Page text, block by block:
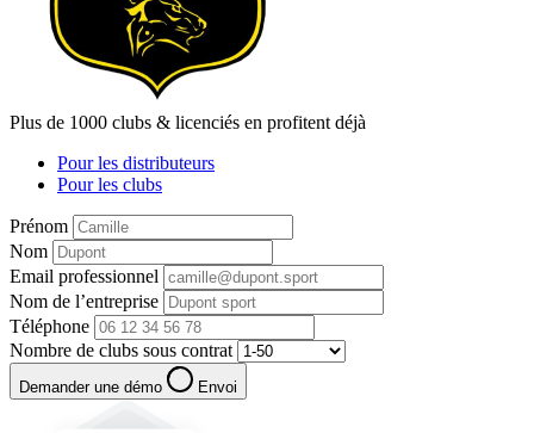
Plus de 1000 clubs & licenciés en profitent déjà
Pour les distributeurs
Pour les clubs
Prénom
Nom
Email professionnel
Nom de l’entreprise
Téléphone
Nombre de clubs sous contrat
If
youDemander une démo Envoi